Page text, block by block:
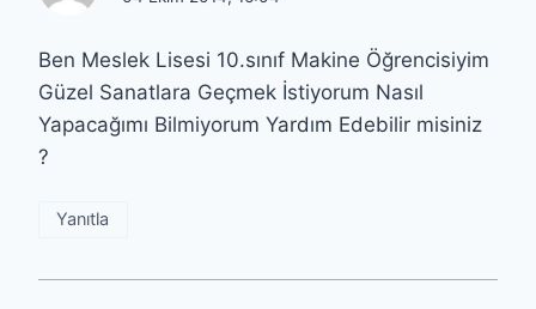
Ben Meslek Lisesi 10.sınıf Makine Öğrencisiyim
Güzel Sanatlara Geçmek İstiyorum Nasıl
Yapacağımı Bilmiyorum Yardım Edebilir misiniz
?
Yanıtla